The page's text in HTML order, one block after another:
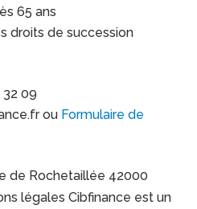
65 ans
droits de succession
32 09
ou Formulaire de
de Rochetaillée 42000
légales Cibfinance est un